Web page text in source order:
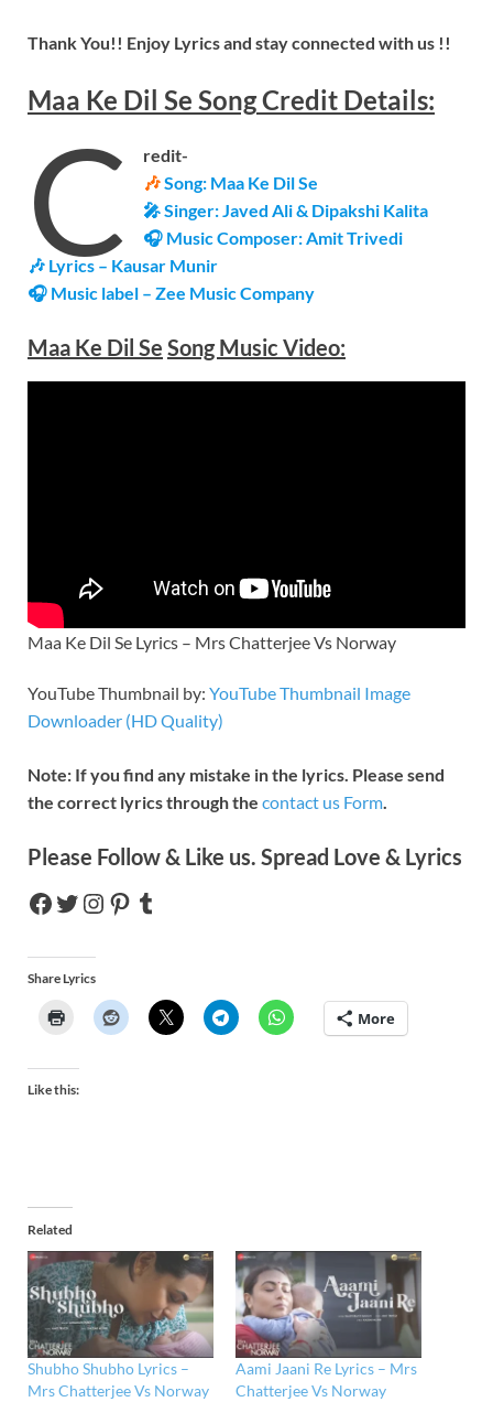
Thank You!! Enjoy Lyrics and stay connected with us !!
Maa Ke Dil Se SongCredit Details:
C
redit-
🎶Song: Maa Ke Dil Se
🎤 Singer: Javed Ali & Dipakshi Kalita
🎧 Music Composer: Amit Trivedi
🎶 Lyrics – Kausar Munir
🎧 Music label – Zee Music Company
Maa Ke Dil Se Song Music Video:
Maa Ke Dil Se Lyrics – Mrs Chatterjee Vs Norway
YouTube Thumbnail by: YouTube Thumbnail Image
Downloader (HD Quality)
Note: If you find any mistake in the lyrics. Please send
the correct lyrics through the contact us Form.
Please Follow & Like us. Spread Love & Lyrics
Share Lyrics
More
Like this:
Related
Shubho Shubho Lyrics –
Mrs Chatterjee Vs Norway
Aami Jaani Re Lyrics – Mrs
Chatterjee Vs Norway